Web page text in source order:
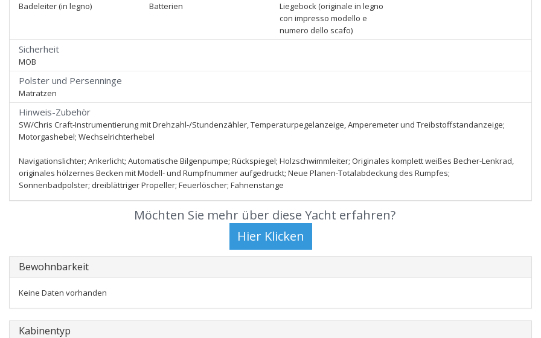
Badeleiter (in legno) Batterien
Liegebock (originale in legno
con impresso modello e
numero dello scafo)
Sicherheit
MOB
Polster und Persenninge
Matratzen
Hinweis-Zubehör
SW/Chris Craft-Instrumentierung mit Drehzahl-/Stundenzähler, Temperaturpegelanzeige, Amperemeter und Treibstoffstandanzeige;
Motorgashebel; Wechselrichterhebel
Navigationslichter; Ankerlicht; Automatische Bilgenpumpe; Rückspiegel; Holzschwimmleiter; Originales komplett weißes Becher-Lenkrad,
originales hölzernes Becken mit Modell- und Rumpfnummer aufgedruckt; Neue Planen-Totalabdeckung des Rumpfes;
Sonnenbadpolster; dreiblättriger Propeller; Feuerlöscher; Fahnenstange
Möchten Sie mehr über diese Yacht erfahren?
Bewohnbarkeit
Keine Daten vorhanden
Kabinentyp